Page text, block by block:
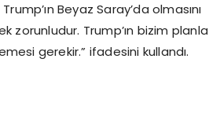
Beyaz Saray’da olmasını
zorunludur. Trump’ın bizim planla
gerekir.” ifadesini kullandı.